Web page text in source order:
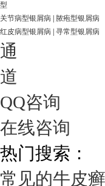
型
关节病型银屑病
脓疱型银屑病
红皮病型银屑病 寻常型银屑病
通
道
QQ咨询
在线咨询
热门搜索：
常见的牛皮